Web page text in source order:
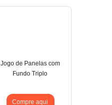
Jogo de Panelas com
Fundo Triplo
Compre aqui